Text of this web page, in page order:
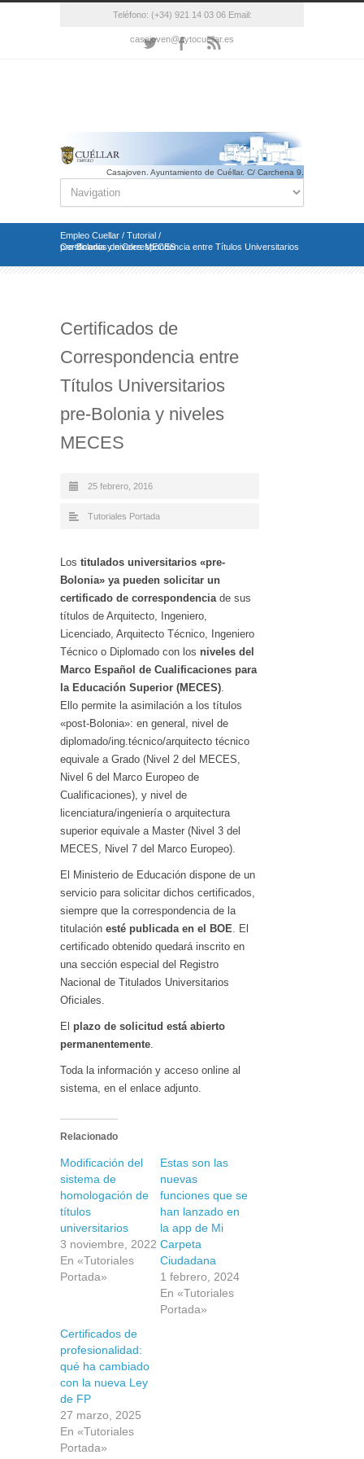
Teléfono: (+34) 921 14 03 06 Email:
casajoven@aytocuellar.es
Casajoven. Ayuntamiento de Cuéllar. C/ Carchena 9.
Empleo Cuellar / Tutorial /
Certificados de Correspondencia entre Títulos Universitarios pre-Bolonia y niveles MECES
Certificados de
Correspondencia entre
Títulos Universitarios
pre-Bolonia y niveles
MECES
25 febrero, 2016
Tutoriales Portada
Los titulados universitarios «pre-
Bolonia» ya pueden solicitar un
certificado de correspondenciade sus
títulos de Arquitecto, Ingeniero,
Licenciado, Arquitecto Técnico, Ingeniero
Técnico o Diplomado con los niveles del
Marco Español de Cualificaciones para
la Educación Superior (MECES).
Ello permite la asimilación a los títulos
«post-Bolonia»: en general, nivel de
diplomado/ing.técnico/arquitecto técnico
equivale a Grado (Nivel 2 del MECES,
Nivel 6 del Marco Europeo de
Cualificaciones), y nivel de
licenciatura/ingeniería o arquitectura
superior equivale a Master (Nivel 3 del
MECES, Nivel 7 del Marco Europeo).
El Ministerio de Educación dispone de un
servicio para solicitar dichos certificados,
siempre que la correspondencia de la
titulación esté publicada en el BOE. El
certificado obtenido quedará inscrito en
una sección especial del Registro
Nacional de Titulados Universitarios
Oficiales.
El plazo de solicitud está abierto
permanentemente.
Toda la información y acceso online al
sistema, en el enlace adjunto.
Relacionado
Modificación del
sistema de
homologación de
títulos
universitarios
3 noviembre, 2022
En «Tutoriales
Portada»
Estas son las
nuevas
funciones que se
han lanzado en
la app de Mi
Carpeta
Ciudadana
1 febrero, 2024
En «Tutoriales
Portada»
Certificados de
profesionalidad:
qué ha cambiado
con la nueva Ley
de FP
27 marzo, 2025
En «Tutoriales
Portada»